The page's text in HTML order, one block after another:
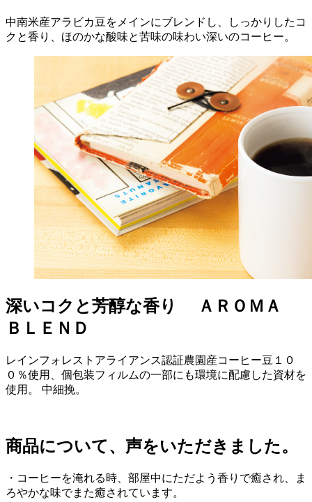
中南米産アラビカ豆をメインにブレンドし、しっかりしたコ
クと香り、ほのかな酸味と苦味の味わい深いのコーヒー。
深いコクと芳醇な香り ＡＲＯＭＡ
ＢＬＥＮＤ
レインフォレストアライアンス認証農園産コーヒー豆１０
０％使用、個包装フィルムの一部にも環境に配慮した資材を
使用。 中細挽。
商品について、声をいただきました。
・コーヒーを淹れる時、部屋中にただよう香りで癒され、ま
ろやかな味でまた癒されています。